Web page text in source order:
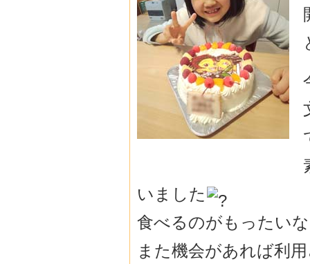
いました
食べるのがもったい
また機会があれば利